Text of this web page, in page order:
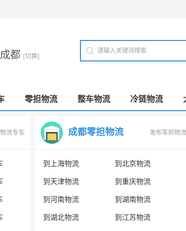
成都 [切换]
零担物流 整车物流 冷链物流
流专车 成都零担物流 发布零担物流
到上海物流 到北京物流
到天津物流 到重庆物流
到河南物流 到湖南物流
到湖北物流 到江苏物流